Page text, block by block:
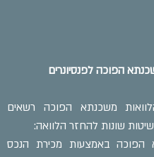
הפוכה לפנסיונרים
משכנתא הפוכה רשאים
הפוכה באמצעות מכירת הנכס